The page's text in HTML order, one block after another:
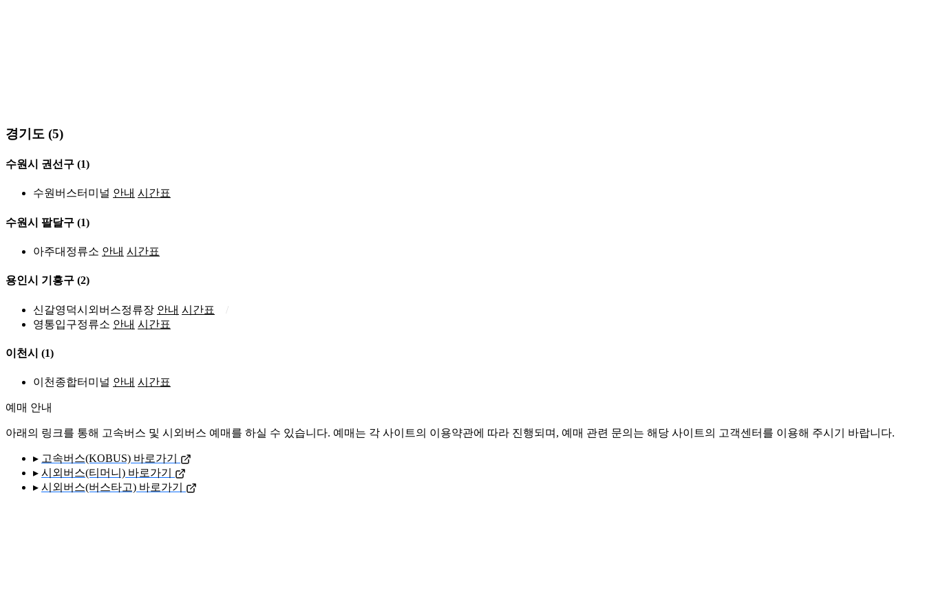
경기도 (5)
수원시 권선구 (1)
수원버스터미널 안내 시간표
수원시 팔달구 (1)
아주대정류소 안내 시간표
용인시 기흥구 (2)
신갈영덕시외버스정류장 안내 시간표
영통입구정류소 안내 시간표
이천시 (1)
이천종합터미널 안내 시간표
예매 안내
아래의 링크를 통해 고속버스 및 시외버스 예매를 하실 수 있습니다. 예매는 각 사이트의 이용약관에 따라 진행되며, 예매 관련 문의는 해당 사이트의 고객센터를 이용해 주시기 바랍니다.
▸ 고속버스(KOBUS) 바로가기
▸ 시외버스(티머니) 바로가기
▸ 시외버스(버스타고) 바로가기